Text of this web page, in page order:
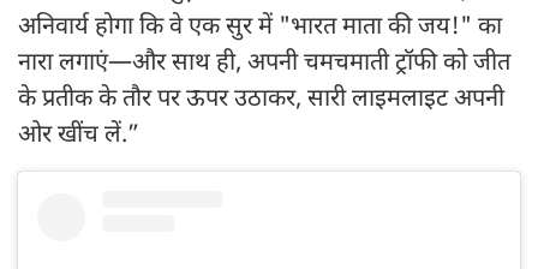
अनिवार्य होगा कि वे एक सुर में "भारत माता की जय!" का
नारा लगाएं—और साथ ही, अपनी चमचमाती ट्रॉफी को जीत
के प्रतीक के तौर पर ऊपर उठाकर, सारी लाइमलाइट अपनी
ओर खींच लें.”